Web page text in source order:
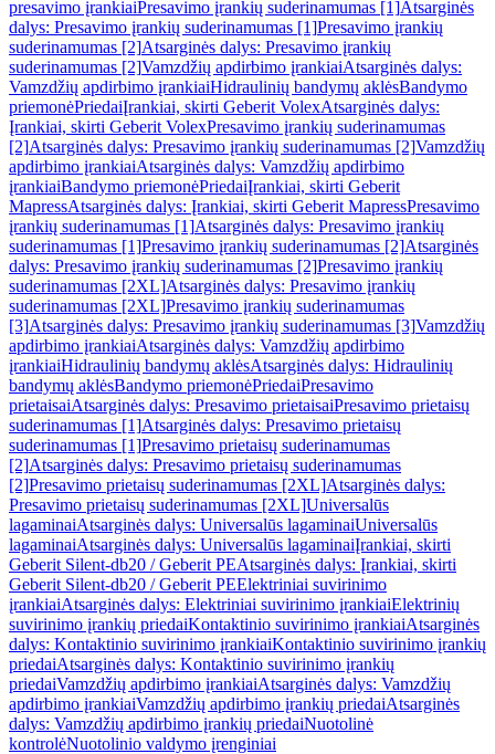
presavimo įrankiaiPresavimo įrankių suderinamumas [1]Atsarginės
dalys: Presavimo įrankių suderinamumas [1]Presavimo įrankių
suderinamumas [2]Atsarginės dalys: Presavimo įrankių
suderinamumas [2]Vamzdžių apdirbimo įrankiaiAtsarginės dalys:
Vamzdžių apdirbimo įrankiaiHidraulinių bandymų aklėsBandymo
priemonėPriedaiĮrankiai, skirti Geberit VolexAtsarginės dalys:
Įrankiai, skirti Geberit VolexPresavimo įrankių suderinamumas
[2]Atsarginės dalys: Presavimo įrankių suderinamumas [2]Vamzdžių
apdirbimo įrankiaiAtsarginės dalys: Vamzdžių apdirbimo
įrankiaiBandymo priemonėPriedaiĮrankiai, skirti Geberit
MapressAtsarginės dalys: Įrankiai, skirti Geberit MapressPresavimo
įrankių suderinamumas [1]Atsarginės dalys: Presavimo įrankių
suderinamumas [1]Presavimo įrankių suderinamumas [2]Atsarginės
dalys: Presavimo įrankių suderinamumas [2]Presavimo įrankių
suderinamumas [2XL]Atsarginės dalys: Presavimo įrankių
suderinamumas [2XL]Presavimo įrankių suderinamumas
[3]Atsarginės dalys: Presavimo įrankių suderinamumas [3]Vamzdžių
apdirbimo įrankiaiAtsarginės dalys: Vamzdžių apdirbimo
įrankiaiHidraulinių bandymų aklėsAtsarginės dalys: Hidraulinių
bandymų aklėsBandymo priemonėPriedaiPresavimo
prietaisaiAtsarginės dalys: Presavimo prietaisaiPresavimo prietaisų
suderinamumas [1]Atsarginės dalys: Presavimo prietaisų
suderinamumas [1]Presavimo prietaisų suderinamumas
[2]Atsarginės dalys: Presavimo prietaisų suderinamumas
[2]Presavimo prietaisų suderinamumas [2XL]Atsarginės dalys:
Presavimo prietaisų suderinamumas [2XL]Universalūs
lagaminaiAtsarginės dalys: Universalūs lagaminaiUniversalūs
lagaminaiAtsarginės dalys: Universalūs lagaminaiĮrankiai, skirti
Geberit Silent-db20 / Geberit PEAtsarginės dalys: Įrankiai, skirti
Geberit Silent-db20 / Geberit PEElektriniai suvirinimo
įrankiaiAtsarginės dalys: Elektriniai suvirinimo įrankiaiElektrinių
suvirinimo įrankių priedaiKontaktinio suvirinimo įrankiaiAtsarginės
dalys: Kontaktinio suvirinimo įrankiaiKontaktinio suvirinimo įrankių
priedaiAtsarginės dalys: Kontaktinio suvirinimo įrankių
priedaiVamzdžių apdirbimo įrankiaiAtsarginės dalys: Vamzdžių
apdirbimo įrankiaiVamzdžių apdirbimo įrankių priedaiAtsarginės
dalys: Vamzdžių apdirbimo įrankių priedaiNuotolinė
kontrolėNuotolinio valdymo įrenginiai